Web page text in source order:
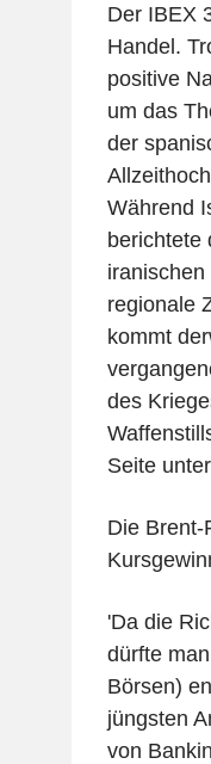
Der IBEX
Handel.
positive
um das
der
Während
berichtete
regionale
kommt
des
Seite
Die Brent-
'Da die
dürfte
Börsen)
jüngsten
von